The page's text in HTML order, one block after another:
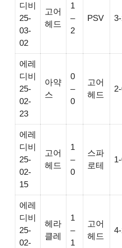
디비
25-
03-
02
고어
헤드
1
–
2
PSV
에레
디비
25-
02-
23
아약
스
0
–
0
고어
헤드
에레
디비
25-
02-
15
고어
헤드
1
–
0
스파
로테
에레
디비
25-
02-
헤라
클레
1
–
1
고어
헤드